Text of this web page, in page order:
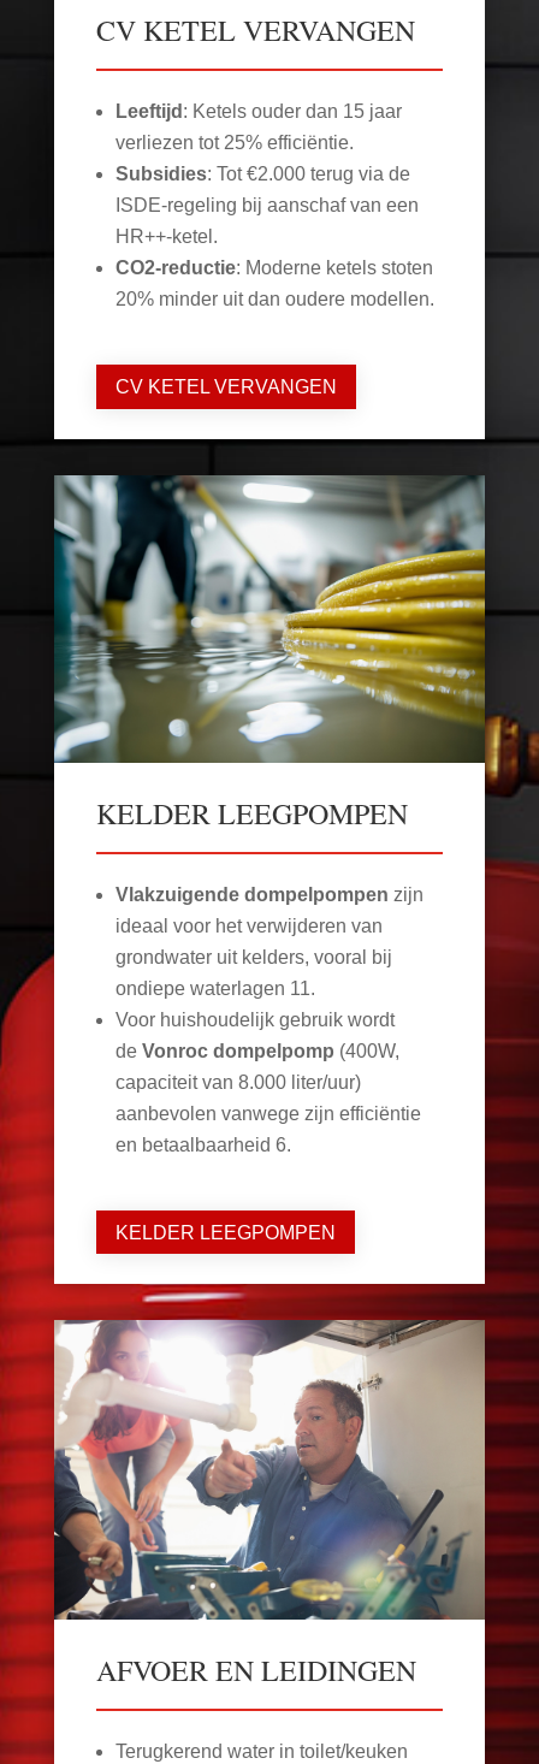
CV KETEL VERVANGEN
Leeftijd : Ketels ouder dan 15 jaar
verliezen tot 25% efficiëntie.
Subsidies: Tot €2.000 terug via de
ISDE-regeling bij aanschaf van een
HR++-ketel.
CO2-reductie: Moderne ketels stoten
20% minder uit dan oudere modellen.
CV KETEL VERVANGEN
KELDER LEEGPOMPEN
Vlakzuigende dompelpompen zijn
ideaal voor het verwijderen van
grondwater uit kelders, vooral bij
ondiepe waterlagen 11.
Voor huishoudelijk gebruik wordt
de Vonroc dompelpomp (400W,
capaciteit van 8.000 liter/uur)
aanbevolen vanwege zijn efficiëntie
en betaalbaarheid 6.
KELDER LEEGPOMPEN
AFVOER EN LEIDINGEN
Terugkerend water in toilet/keuken